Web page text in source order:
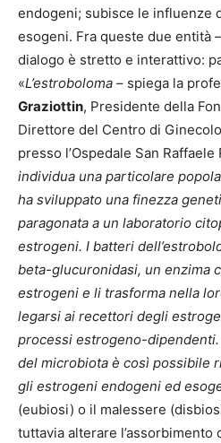
endogeni; subisce le influenze
esogeni. Fra queste due entità
dialogo è stretto e interattivo:
«L’estroboloma – spiega la
Graziottin, Presidente della
Direttore del Centro di
presso l’Ospedale San
individua una particolare
ha sviluppato una finezza
paragonata a un laboratorio
estrogeni. I batteri
beta-glucuronidasi, un enzima
estrogeni e li trasforma nella
legarsi ai recettori degli
processi estrogeno-dipendenti.
del microbiota è così possibile
gli estrogeni endogeni ed
(eubiosi) o il malessere
tuttavia alterare l’assorbimento